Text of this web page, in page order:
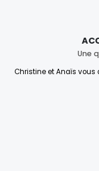
Une
Christine et Anaïs vous